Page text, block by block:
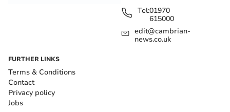
Tel:01970
615000
edit@cambrian-
news.co.uk
FURTHER LINKS
Terms & Conditions
Contact
Privacy policy
Jobs